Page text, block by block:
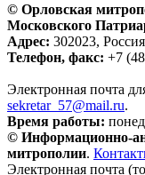
© Орловская
Московского
Адрес: 302023,
Телефон, факс: +7
Электронная почта
sekretar_57@mail.ru.
Время работы:
© Информационно-
митрополии.
Электронная почта